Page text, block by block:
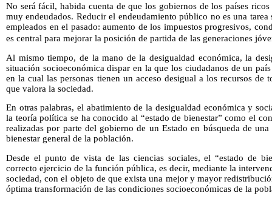
No será fácil, habida cuenta de que los gobiernos de los países
muy endeudados. Reducir el endeudamiento público no es una
empleados en el pasado: aumento de los impuestos progresivos,
es central para mejorar la posición de partida de las generaciones
Al mismo tiempo, de la mano de la desigualdad económica, la
situación socioeconómica dispar en la que los ciudadanos de un
en la cual las personas tienen un acceso desigual a los recursos
que valora la sociedad.
En otras palabras, el abatimiento de la desigualdad económica y
la teoría política se ha conocido al “estado de bienestar” como el
realizadas por parte del gobierno de un Estado en búsqueda de
bienestar general de la población.
Desde el punto de vista de las ciencias sociales, el “estado de
correcto ejercicio de la función pública, es decir, mediante la
sociedad, con el objeto de que exista una mejor y mayor
óptima transformación de las condiciones socioeconómicas de la